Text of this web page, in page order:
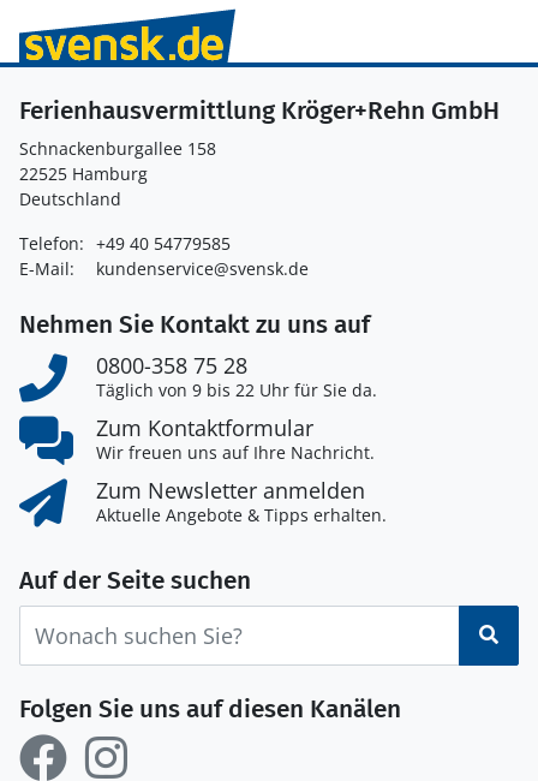
Ferienhausvermittlung Kröger+Rehn GmbH
Schnackenburgallee 158
22525 Hamburg
Deutschland
Telefon: +49 40 54779585
E-Mail:
kundenservice@svensk.de
Nehmen Sie Kontakt zu uns auf
0800-358 75 28
Täglich von 9 bis 22 Uhr für Sie da.
Zum Kontaktformular
Wir freuen uns auf Ihre Nachricht.
Zum Newsletter anmelden
Aktuelle Angebote & Tipps erhalten.
Auf der Seite suchen
Folgen Sie uns auf diesen Kanälen